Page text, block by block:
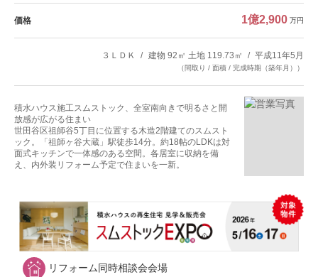
価格 1億2,900 万円
３ＬＤＫ 建物 92㎡ 土地 119.73㎡ 平成11年5月
（間取り / 面積 / 完成時期（築年月））
積水ハウス施工スムストック、全室南向きで明るさと開
放感が広がる住まい
世田谷区祖師谷5丁目に位置する木造2階建てのスムスト
ック。「祖師ヶ谷大蔵」駅徒歩14分。約18帖のLDKは対
面式キッチンで一体感のある空間。各居室に収納を備
え、内外装リフォーム予定で住まいを一新。
リフォーム同時相談会会場